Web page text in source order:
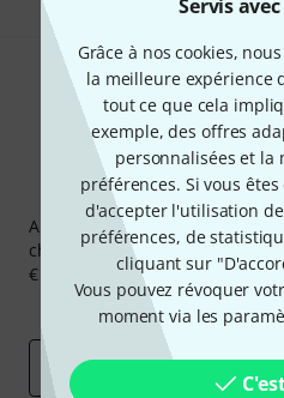
Servis
Grâce à nos cookies,
la meilleure expérience
tout ce que cela
exemple, des offres
personnalisées et la
préférences. Si vous
d'accepter l'utilisation
préférences, de
cliquant sur
Vous pouvez révoquer
moment via les
Abonnez-vous à la newsletter
chance, gagnez l'un des 50
€ chacun!
Articles inspirants
Adresse e-mail*